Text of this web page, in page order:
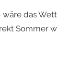
das
Sommer